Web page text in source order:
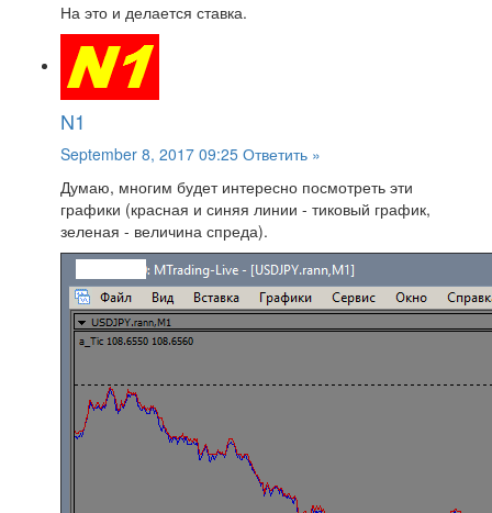
На это и делается ставка.
N1
September 8, 2017 09:25 Ответить »
Думаю, многим будет интересно посмотреть эти
графики (красная и синяя линии - тиковый график,
зеленая - величина спреда).